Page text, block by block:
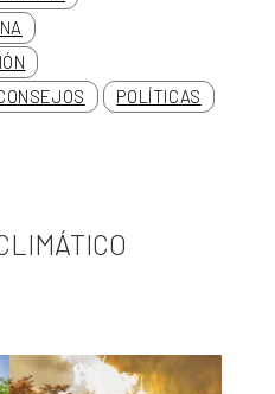
POLÍTICAS